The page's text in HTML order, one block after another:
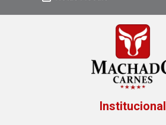
Institucional